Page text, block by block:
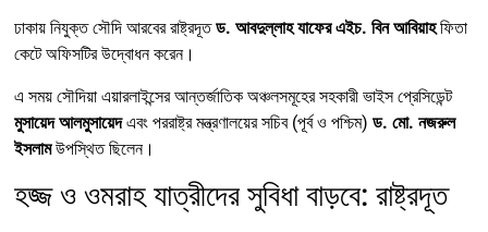
ঢাকায় নিযুক্ত সৌদি আরবের রাষ্ট্রদূতড. আবদুল্লাহ যাফের এইচ. বিন আবিয়াহফিতা
কেটে অফিসটির উদ্বোধন করেন।
এ সময় সৌদিয়া এয়ারলাইন্সের আন্তর্জাতিক অঞ্চলসমূহের সহকারী ভাইস প্রেসিডেন্ট
মুসায়েদ আলমুসায়েদএবং পররাষ্ট্র মন্ত্রণালয়ের সচিব (পূর্ব ও পশ্চিম) ড. মো. নজরুল
ইসলামউপস্থিত ছিলেন।
হজ্জ ও ওমরাহ যাত্রীদের সুবিধা বাড়বে: রাষ্ট্রদূত